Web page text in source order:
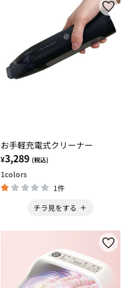
お手軽充電式クリーナー
¥3,289 (税込)
1colors
1件
チラ見をする